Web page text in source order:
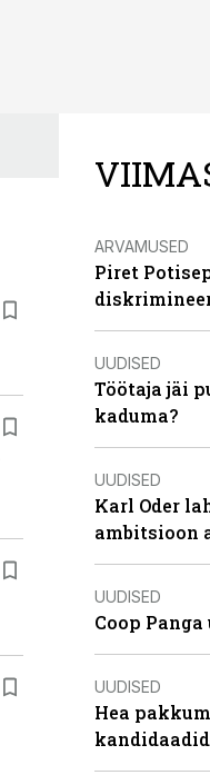
ARVAMUSED
Piret
UUDISED
Töötaja jäi
kaduma?
UUDISED
Karl Oder
ambitsioon
UUDISED
Coop
UUDISED
Hea